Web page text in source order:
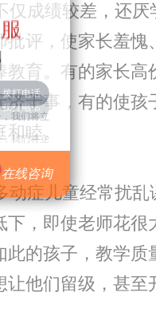
成绩较差，还厌
评，使家长羞愧
教育。有的家长高
济于事，有的使孩
睦。
症儿童经常扰乱
下，即使老师花很
此的孩子，教学质
让他们留级，甚至
我们将立
在线咨询
我们将立
在线咨询